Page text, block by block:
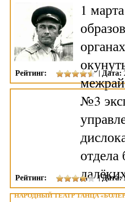
1
№3
отдела
Рейтинг: |Дата:
НАРОДНЫЙ ТЕАТР ТАНЦА
Рейтинг: |Дата: